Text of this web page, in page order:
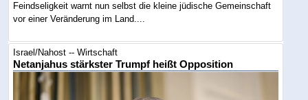
Feindseligkeit warnt nun selbst die kleine jüdische Gemeinschaft
vor einer Veränderung im Land....
Israel/Nahost -- Wirtschaft
Netanjahus stärkster Trumpf heißt Opposition